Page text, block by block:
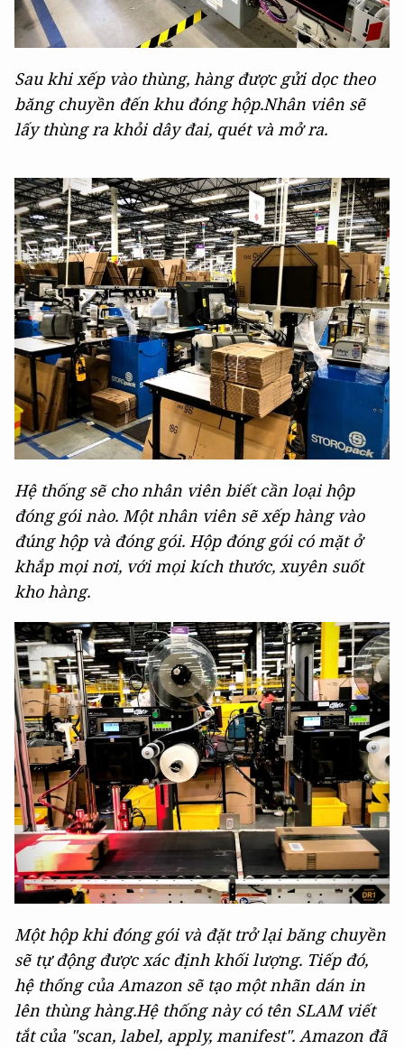
Sau khi xếp vào thùng, hàng được gửi dọc theo
băng chuyền đến khu đóng hộp.Nhân viên sẽ
lấy thùng ra khỏi dây đai, quét và mở ra.
Hệ thống sẽ cho nhân viên biết cần loại hộp
đóng gói nào. Một nhân viên sẽ xếp hàng vào
đúng hộp và đóng gói. Hộp đóng gói có mặt ở
khắp mọi nơi, với mọi kích thước, xuyên suốt
kho hàng.
Một hộp khi đóng gói và đặt trở lại băng chuyền
sẽ tự động được xác định khối lượng. Tiếp đó,
hệ thống của Amazon sẽ tạo một nhãn dán in
lên thùng hàng.Hệ thống này có tên SLAM viết
tắt của "scan, label, apply, manifest". Amazon đã